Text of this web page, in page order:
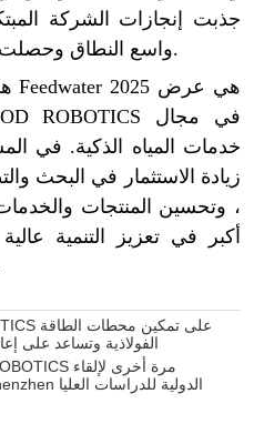
الفولاذية وتساعد على
محاضرات في مدرسة Tsinghua Shenzhen الدولية للدراسات العليا